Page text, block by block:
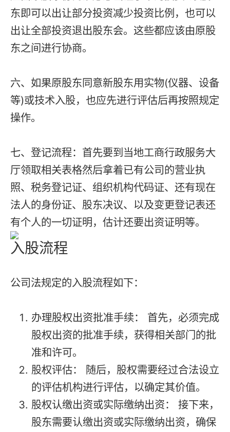
东即可以出让部分投资减少投资比例，也可以
出让全部投资退出股东会。这些都应该由原股
东之间进行协商。
六、如果原股东同意新股东用实物(仪器、设备
等)或技术入股，也应先进行评估后再按照规定
操作。
七、登记流程：首先要到当地工商行政服务大
厅领取相关表格然后拿着已有公司的营业执
照、税务登记证、组织机构代码证、还有现在
法人的身份证、股东决议、以及变更登记表还
有个人的一切证明，估计还要出资证明等。
入股流程
公司法规定的入股流程如下：
办理股权出资批准手续： 首先，必须完成
股权出资的批准手续，获得相关部门的批
准和许可。
股权评估： 随后，股权需要经过合法设立
的评估机构进行评估，以确定其价值。
股权认缴出资或实际缴纳出资： 接下来，
股东需要认缴出资或实际缴纳出资，确保